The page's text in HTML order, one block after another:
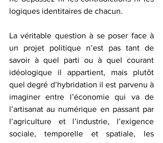
logiques identitaires de chacun.
La véritable question à se poser face à
un projet politique n’est pas tant de
savoir à quel parti ou à quel courant
idéologique il appartient, mais plutôt
quel degré d’hybridation il est parvenu à
imaginer entre l’économie qui va de
l’artisanat au numérique en passant par
l’agriculture et l’industrie, l’exigence
sociale, temporelle et spatiale, les